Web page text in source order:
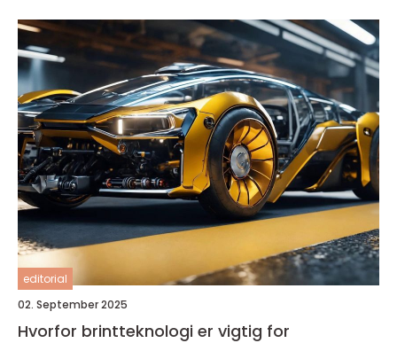
editorial
02. September 2025
Hvorfor brintteknologi er vigtig for